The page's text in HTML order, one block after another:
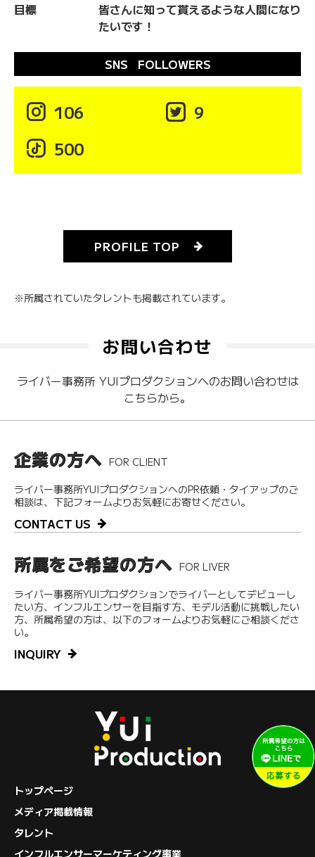
目標
皆さんに知って貰えるような人間になり
たいです！
SNS FOLLOWERS
 106  9
 500
PROFILE TOP
※所属されていたタレントも掲載されています。
お問い合わせ
ライバー事務所 YUIプロダクションへのお問い合わせは
こちらから。
企業の方へ FOR CLIENT
ライバー事務所YUIプロダクションへのPR依頼・タイアップのご
相談は、下記フォームよりお気軽にお寄せください。
CONTACT US
所属をご希望の方へ FOR LIVER
ライバー事務所YUIプロダクションでライバーとしてデビューし
たい方、インフルエンサーを目指す方、モデル活動に挑戦したい
方、所属希望の方は、以下のフォームよりお気軽にご相談くださ
い。
INQUIRY
トップページ
メディア掲載情報
タレント
インフルエンサーマーケティング事業